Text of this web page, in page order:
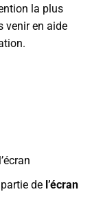
la plus
venir en aide
de l’écran